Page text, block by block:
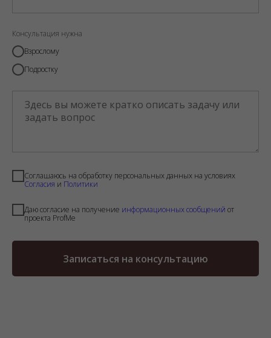
Консультация нужна
Взрослому
Подростку
Соглашаюсь на обработку персональных данных на условиях
Cогласия и Политики
Даю согласие на получение информационных сообщений от
проекта ProfMe
Записаться на консультацию